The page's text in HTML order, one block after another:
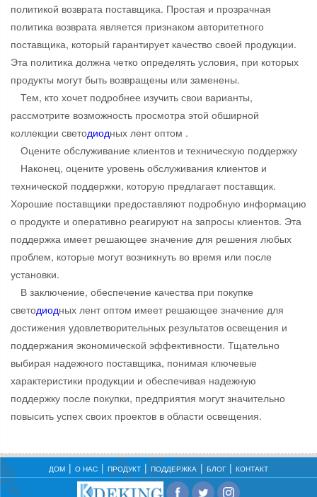
политикой возврата поставщика. Простая и прозрачная
политика возврата является признаком авторитетного
поставщика, который гарантирует качество своей продукции.
Эта политика должна четко определять условия, при которых
продукты могут быть возвращены или заменены.
Тем, кто хочет подробнее изучить свои варианты,
рассмотрите возможность просмотра этой обширной
коллекции светодиодных лент оптом .
Оцените обслуживание клиентов и техническую поддержку
Наконец, оцените уровень обслуживания клиентов и
технической поддержки, которую предлагает поставщик.
Хорошие поставщики предоставляют подробную информацию
о продукте и оперативно реагируют на запросы клиентов. Эта
поддержка имеет решающее значение для решения любых
проблем, которые могут возникнуть во время или после
установки.
В заключение, обеспечение качества при покупке
светодиодных лент оптом имеет решающее значение для
достижения удовлетворительных результатов освещения и
поддержания экономической эффективности. Тщательно
выбирая надежного поставщика, понимая ключевые
характеристики продукции и обеспечивая надежную
поддержку после покупки, предприятия могут значительно
повысить успех своих проектов в области освещения.
ДОМ О НАС ПРОДУКТ ПОДДЕРЖКА БЛОГ КОНТАКТ